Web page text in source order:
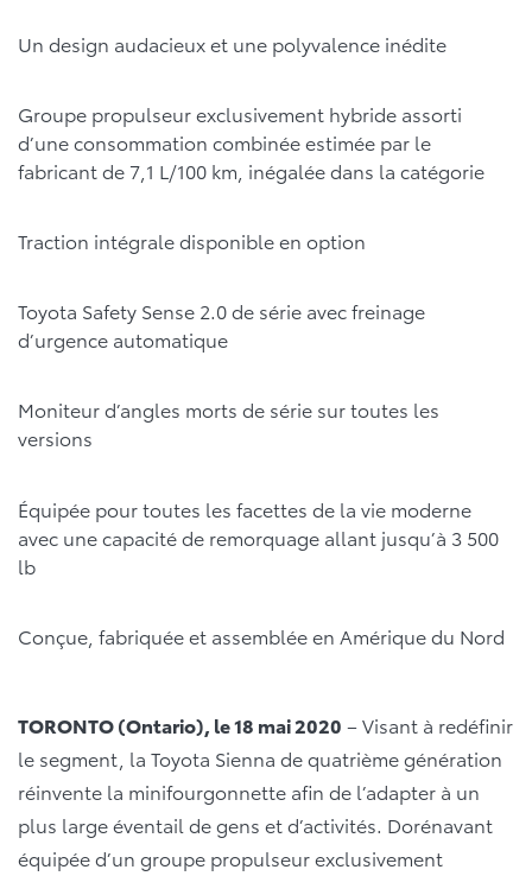
Un design audacieux et une polyvalence inédite
Groupe propulseur exclusivement hybride assorti
d’une consommation combinée estimée par le
fabricant de 7,1 L/100 km, inégalée dans la catégorie
Traction intégrale disponible en option
Toyota Safety Sense 2.0 de série avec freinage
d’urgence automatique
Moniteur d’angles morts de série sur toutes les
versions
Équipée pour toutes les facettes de la vie moderne
avec une capacité de remorquage allant jusqu’à 3 500
lb
Conçue, fabriquée et assemblée en Amérique du Nord
TORONTO (Ontario), le 18 mai 2020 – Visant à redéfinir
le segment, la Toyota Sienna de quatrième génération
réinvente la minifourgonnette afin de l’adapter à un
plus large éventail de gens et d’activités. Dorénavant
équipée d’un groupe propulseur exclusivement